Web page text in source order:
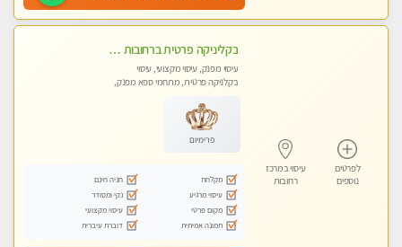
לפרטים
נוספים
עיסוי במרכז
רחובות
בקליניקה פרטית ברחובות כל סוגי העיסויים מעסה מקצועית ואיכותית פרטי!!
עיסוי מפנק, עיסוי מקצועי, עיסוי
בקלניקה פרטית, מתחמי ספא מפנק,
פרימיום
מקלחת
חניה חינם
עיסוי מרגיע
נקי ומסודר
מקום פרטי
עיסוי מקצועי
תמונה אמיתית
דוברת עיברית